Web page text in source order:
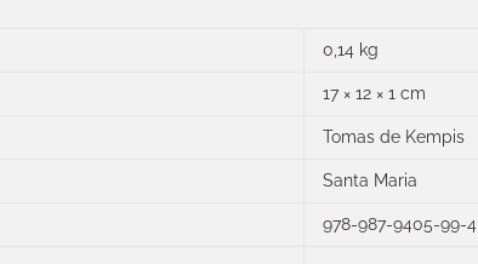
0,14 kg
17 × 12 × 1 cm
Tomas de Kempis
Santa Maria
978-987-9405-99-4